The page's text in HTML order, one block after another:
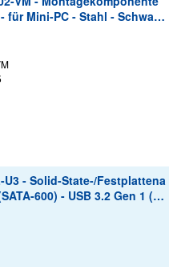
für Mini-PC - Stahl - Schwarz
hinter Flatpanel, Stan
U3 - Solid-State-/Festplattena
600) - USB 3.2 Gen 1 (ex